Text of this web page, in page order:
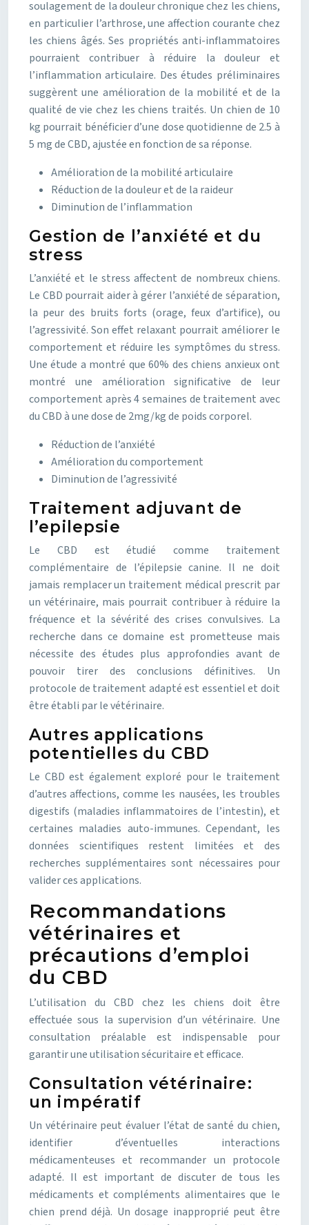
soulagement de la douleur chronique chez les chiens,
en particulier l’arthrose, une affection courante chez
les chiens âgés. Ses propriétés anti-inflammatoires
pourraient contribuer à réduire la douleur et
l’inflammation articulaire. Des études préliminaires
suggèrent une amélioration de la mobilité et de la
qualité de vie chez les chiens traités. Un chien de 10
kg pourrait bénéficier d’une dose quotidienne de 2.5 à
5 mg de CBD, ajustée en fonction de sa réponse.
Amélioration de la mobilité articulaire
Réduction de la douleur et de la raideur
Diminution de l’inflammation
Gestion de l’anxiété et du
stress
L’anxiété et le stress affectent de nombreux chiens.
Le CBD pourrait aider à gérer l’anxiété de séparation,
la peur des bruits forts (orage, feux d’artifice), ou
l’agressivité. Son effet relaxant pourrait améliorer le
comportement et réduire les symptômes du stress.
Une étude a montré que 60% des chiens anxieux ont
montré une amélioration significative de leur
comportement après 4 semaines de traitement avec
du CBD à une dose de 2mg/kg de poids corporel.
Réduction de l’anxiété
Amélioration du comportement
Diminution de l’agressivité
Traitement adjuvant de
l’epilepsie
Le CBD est étudié comme traitement
complémentaire de l’épilepsie canine. Il ne doit
jamais remplacer un traitement médical prescrit par
un vétérinaire, mais pourrait contribuer à réduire la
fréquence et la sévérité des crises convulsives. La
recherche dans ce domaine est prometteuse mais
nécessite des études plus approfondies avant de
pouvoir tirer des conclusions définitives. Un
protocole de traitement adapté est essentiel et doit
être établi par le vétérinaire.
Autres applications
potentielles du CBD
Le CBD est également exploré pour le traitement
d’autres affections, comme les nausées, les troubles
digestifs (maladies inflammatoires de l’intestin), et
certaines maladies auto-immunes. Cependant, les
données scientifiques restent limitées et des
recherches supplémentaires sont nécessaires pour
valider ces applications.
Recommandations
vétérinaires et
précautions d’emploi
du CBD
L’utilisation du CBD chez les chiens doit être
effectuée sous la supervision d’un vétérinaire. Une
consultation préalable est indispensable pour
garantir une utilisation sécuritaire et efficace.
Consultation vétérinaire:
un impératif
Un vétérinaire peut évaluer l’état de santé du chien,
identifier d’éventuelles interactions
médicamenteuses et recommander un protocole
adapté. Il est important de discuter de tous les
médicaments et compléments alimentaires que le
chien prend déjà. Un dosage inapproprié peut être